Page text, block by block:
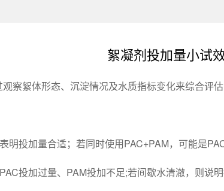
絮凝剂投加量小试
察絮体形态、沉淀情况及水质指标变化来综合评估
明投加量合适；若同时使用PAC+PAM，可能是
投加过量、PAM投加不足;若间歇水清澈，则说明